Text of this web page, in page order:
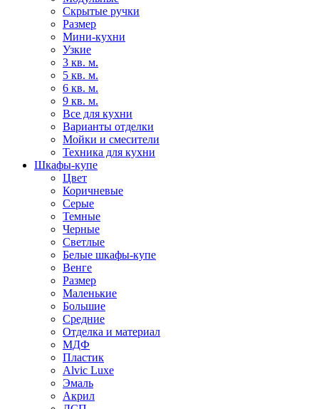
Скрытые ручки
Размер
Мини-кухни
Узкие
3 кв. м.
5 кв. м.
6 кв. м.
9 кв. м.
Все для кухни
Варианты отделки
Мойки и смесители
Техника для кухни
Шкафы-купе
Цвет
Коричневые
Серые
Темные
Черные
Светлые
Белые шкафы-купе
Венге
Размер
Маленькие
Большие
Средние
Отделка и материал
МДФ
Пластик
Alvic Luxe
Эмаль
Акрил